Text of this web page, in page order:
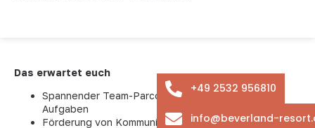
Das erwartet euch
Spannender Team-Parcours mit unterschiedlichen
Aufgaben
Förderung von Kommunikation und Zusammenarbeit
+49 2532 956810
info@beverland-